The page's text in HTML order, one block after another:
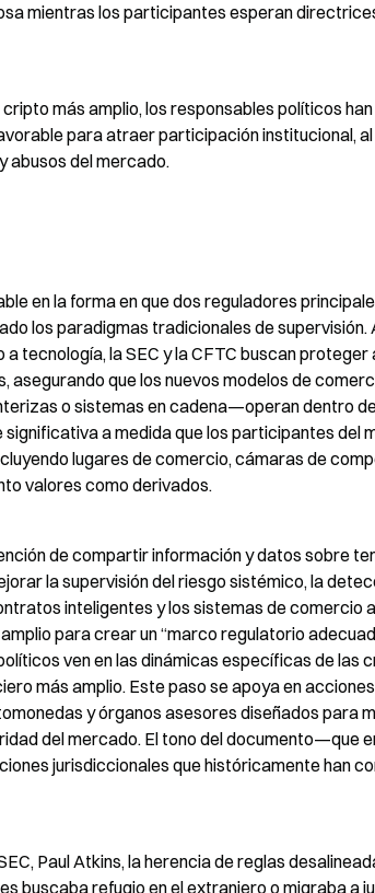
mientras los participantes esperan
más amplio, los responsables políticos
para atraer participación institucional,
abusos del mercado.
en la forma en que dos reguladores
los paradigmas tradicionales de
tecnología, la SEC y la CFTC buscan
asegurando que los nuevos modelos de
o sistemas en cadena—operan dentro
a medida que los participantes del
lugares de comercio, cámaras de
valores como derivados.
de compartir información y datos sobre
la supervisión del riesgo sistémico, la
inteligentes y los sistemas de comercio
para crear un “marco regulatorio
ven en las dinámicas específicas de las
más amplio. Este paso se apoya en
y órganos asesores diseñados para
del mercado. El tono del documento—que
jurisdiccionales que históricamente han
Paul Atkins, la herencia de reglas
buscaba refugio en el extranjero o migraba a